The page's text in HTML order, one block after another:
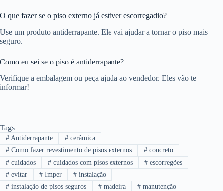
O que fazer se o piso externo já estiver escorregadio?
Use um produto antiderrapante. Ele vai ajudar a tornar o piso mais
seguro.
Como eu sei se o piso é antiderrapante?
Verifique a embalagem ou peça ajuda ao vendedor. Eles vão te
informar!
Tags
#Antiderrapante #cerâmica
#Como fazer revestimento de pisos externos #concreto
#cuidados #cuidados com pisos externos # escorregões
#evitar #Imper # instalação
#instalação de pisos seguros #madeira # manutenção